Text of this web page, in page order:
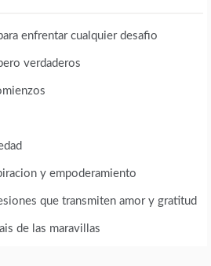
enfrentar cualquier desafio
verdaderos
y empoderamiento
que transmiten amor y gratitud
de las maravillas